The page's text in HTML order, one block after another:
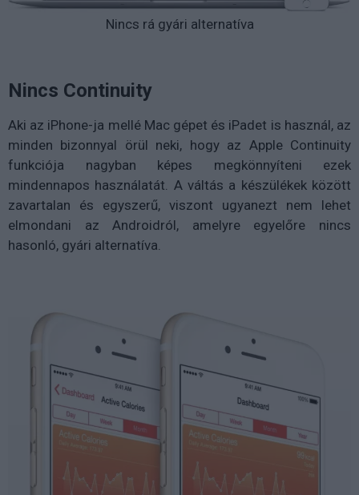
Nincs rá gyári alternatíva
Nincs Continuity
Aki az iPhone-ja mellé Mac gépet és iPadet is használ, az
minden bizonnyal örül neki, hogy az Apple Continuity
funkciója nagyban képes megkönnyíteni ezek
mindennapos használatát. A váltás a készülékek között
zavartalan és egyszerű, viszont ugyanezt nem lehet
elmondani az Androidról, amelyre egyelőre nincs
hasonló, gyári alternatíva.